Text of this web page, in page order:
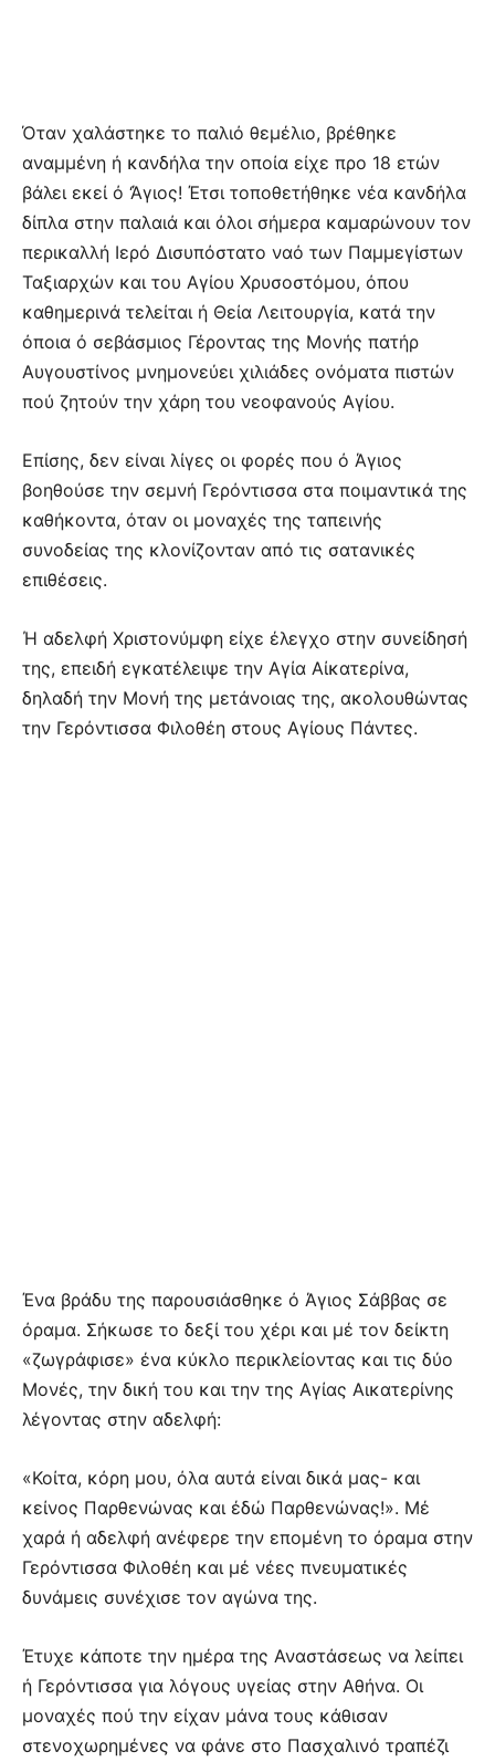
Όταν χαλάστηκε το παλιό θεμέλιο, βρέθηκε
αναμμένη ή κανδήλα την οποία είχε προ 18 ετών
βάλει εκεί ό ‘Άγιος! Έτσι τοποθετήθηκε νέα κανδήλα
δίπλα στην παλαιά και όλοι σήμερα καμαρώνουν τον
περικαλλή Ιερό Δισυπόστατο ναό των Παμμεγίστων
Ταξιαρχών και του Αγίου Χρυσοστόμου, όπου
καθημερινά τελείται ή Θεία Λειτουργία, κατά την
όποια ό σεβάσμιος Γέροντας της Μονής πατήρ
Αυγουστίνος μνημονεύει χιλιάδες ονόματα πιστών
πού ζητούν την χάρη του νεοφανούς Αγίου.
Επίσης, δεν είναι λίγες οι φορές που ό Άγιος
βοηθούσε την σεμνή Γερόντισσα στα ποιμαντικά της
καθήκοντα, όταν οι μοναχές της ταπεινής
συνοδείας της κλονίζονταν από τις σατανικές
επιθέσεις.
Ή αδελφή Χριστονύμφη είχε έλεγχο στην συνείδησή
της, επειδή εγκατέλειψε την Αγία Αίκατερίνα,
δηλαδή την Μονή της μετάνοιας της, ακολουθώντας
την Γερόντισσα Φιλοθέη στους Αγίους Πάντες.
Ένα βράδυ της παρουσιάσθηκε ό Άγιος Σάββας σε
όραμα. Σήκωσε το δεξί του χέρι και μέ τον δείκτη
«ζωγράφισε» ένα κύκλο περικλείοντας και τις δύο
Μονές, την δική του και την της Αγίας Αικατερίνης
λέγοντας στην αδελφή:
«Κοίτα, κόρη μου, όλα αυτά είναι δικά μας- και
κείνος Παρθενώνας και έδώ Παρθενώνας!». Μέ
χαρά ή αδελφή ανέφερε την επομένη το όραμα στην
Γερόντισσα Φιλοθέη και μέ νέες πνευματικές
δυνάμεις συνέχισε τον αγώνα της.
Έτυχε κάποτε την ημέρα της Αναστάσεως να λείπει
ή Γερόντισσα για λόγους υγείας στην Αθήνα. Οι
μοναχές πού την είχαν μάνα τους κάθισαν
στενοχωρημένες να φάνε στο Πασχαλινό τραπέζι